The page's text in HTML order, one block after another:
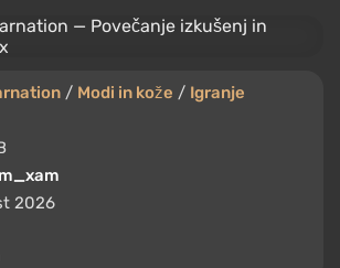
/ Modi in kože / Igranje
2026